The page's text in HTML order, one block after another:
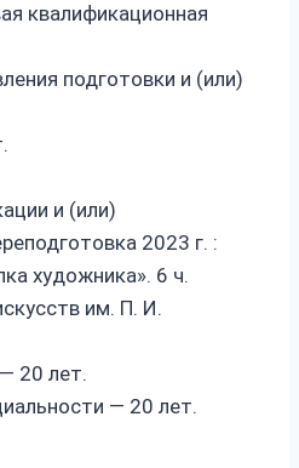
квалификационная
подготовки и (или)
и (или)
2023 г. :
художника». 6 ч.
им. П. И.
20 лет.
— 20 лет.